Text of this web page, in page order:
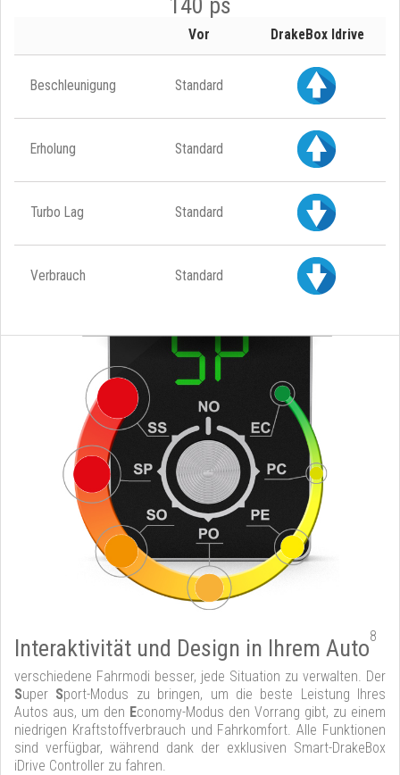
Vor DrakeBox Idrive
Beschleunigung Standard
Erholung Standard
Turbo Lag Standard
Verbrauch Standard
Interaktivität und Design in Ihrem Auto8
verschiedene Fahrmodi besser, jede Situation zu verwalten. Der
Super Sport-Modus zu bringen, um die beste Leistung Ihres
Autos aus, um den Economy-Modus den Vorrang gibt, zu einem
niedrigen Kraftstoffverbrauch und Fahrkomfort. Alle Funktionen
sind verfügbar, während dank der exklusiven Smart-DrakeBox
iDrive Controller zu fahren.